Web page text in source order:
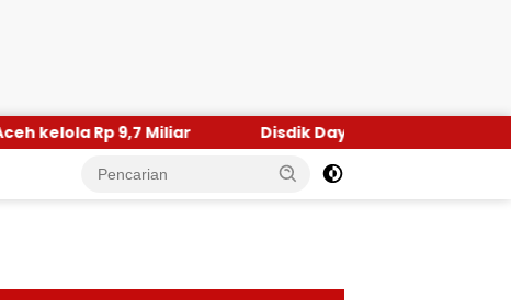
Disdik Dayah Aceh Utara Pelajari Program Beut